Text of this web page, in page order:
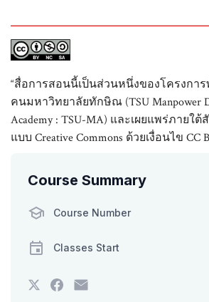
“สื่อการสอนนี้เป็นส่วนหนึ่งของโครงกา
คนมหาวิทยาลัยทักษิณ (TSU Manpower
Academy : TSU-MA) และเผยแพร่ภาย
แบบ Creative Commons ด้วยเงื่อนไข CC
Course Summary
Course Number
Classes Start
Tweet
that
Post
a